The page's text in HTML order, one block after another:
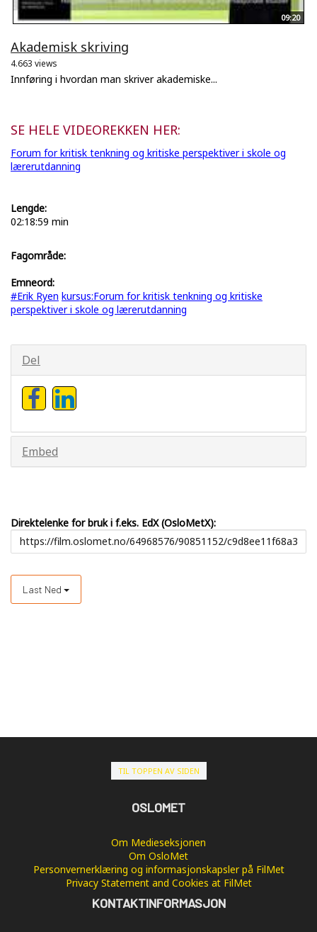
09:20
Akademisk skriving
4.663 views
Innføring i hvordan man skriver akademiske...
SE HELE VIDEOREKKEN HER:
Forum for kritisk tenkning og kritiske perspektiver i skole og
lærerutdanning
Lengde:
02:18:59 min
Fagområde:
Emneord:
#Erik Ryen kursus:Forum for kritisk tenkning og kritiske
perspektiver i skole og lærerutdanning
Del
Embed
Direktelenke for bruk i f.eks. EdX (OsloMetX):
Last Ned
TIL TOPPEN AV SIDEN
OSLOMET
Om Medieseksjonen
Om OsloMet
Personvernerklæring og informasjonskapsler på FilMet
Privacy Statement and Cookies at FilMet
KONTAKTINFORMASJON